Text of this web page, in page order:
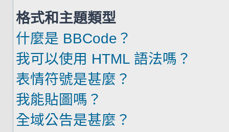
格式和主題類型
什麼是 BBCode？
我可以使用 HTML 語法嗎？
表情符號是甚麼？
我能貼圖嗎？
全域公告是甚麼？